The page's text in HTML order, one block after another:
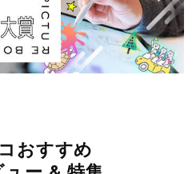
おすすめ